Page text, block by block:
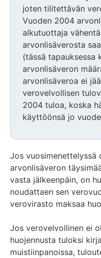
joten tilitettävän
Vuoden 2004
alkutuottaja
arvonlisäverosta
(tässä
arvonlisäveron
arvonlisäveroa ei
verovelvollisen
2004 tuloa, koska
käyttöönsä jo
Jos
arvonlisäveron
vasta jälkeenpäin, on
noudattaen sen
verovirasto maksaa
Jos verovelvollinen ei
huojennusta tuloksi
muistiinpanoissa,